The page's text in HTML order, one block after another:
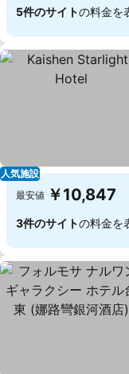
5件のサイトの料金を
人気施設
最安値 ￥10,847
3件のサイトの料金を